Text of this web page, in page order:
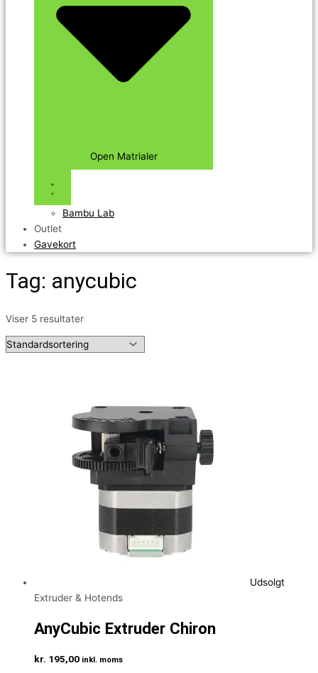
Open Matrialer
Bambu Lab
Outlet
Gavekort
Tag: anycubic
Viser 5 resultater
Udsolgt
Extruder & Hotends
AnyCubic Extruder Chiron
kr. 195,00 inkl. moms